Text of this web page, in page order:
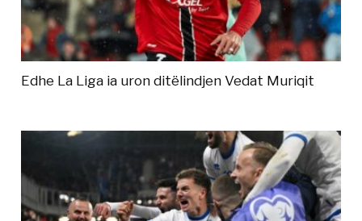
Edhe La Liga ia uron ditëlindjen Vedat Muriqit